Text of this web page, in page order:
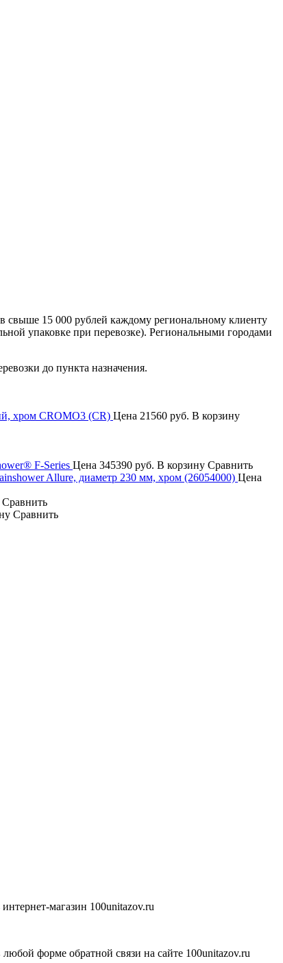
свыше 15 000 рублей каждому региональному клиенту
упаковке при перевозке). Региональными городами
до пункта назначения.
хром CROMO3 (CR) Цена 21560 руб. В корзину
F-Series Цена 345390 руб. В корзину Сравнить
Allure, диаметр 230 мм, хром (26054000) Цена
Сравнить
Сравнить
магазин 100unitazov.ru
форме обратной связи на сайте 100unitazov.ru